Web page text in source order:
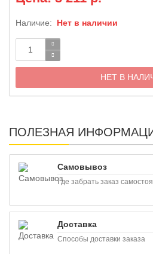
Наличие: Нет в наличии
НЕТ В
ПОЛЕЗНАЯ
Самовывоз
Где забрать заказ
Доставка
Способы доставки заказа